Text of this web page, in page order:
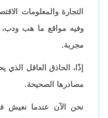
التجارة والمعلومات
وفيه مواقع ما هب ودب،
مجربة.
إذًا، الحاذق العاقل
مصادرها الصحيحة.
نحن الآن عندما نعيش